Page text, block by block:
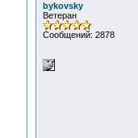
bykovsky
Ветеран
Сообщений: 2878